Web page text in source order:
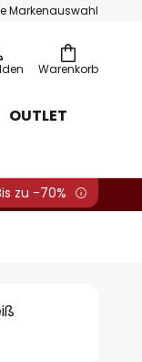
Markenauswahl
Warenkorb
OUTLET
zu -70%